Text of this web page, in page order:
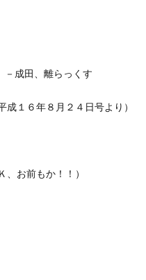
成田、離らっくす
月２４日号より）
、お前もか！！）